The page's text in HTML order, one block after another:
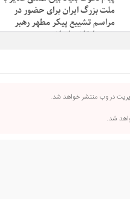
ملت بزرگ ایران برای حضور در
مراسم تشییع پیکر مطهر رهبر
شهید انقلاب اسلامی
در وب منتشر خواهد شد.
شد.